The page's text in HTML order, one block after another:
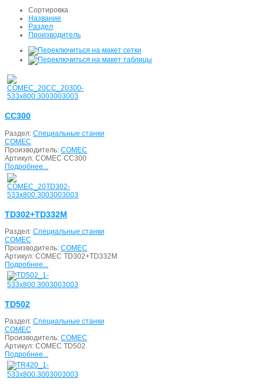
Сортировка
Название
Раздел
Производитель
CC300
Раздел: Специальные станки
COMEC
Производитель: COMEC
Артикул: COMEC CC300
Подробнее...
TD302+TD332M
Раздел: Специальные станки
COMEC
Производитель: COMEC
Артикул: COMEC TD302+TD332M
Подробнее...
TD502
Раздел: Специальные станки
COMEC
Производитель: COMEC
Артикул: COMEC TD502
Подробнее...